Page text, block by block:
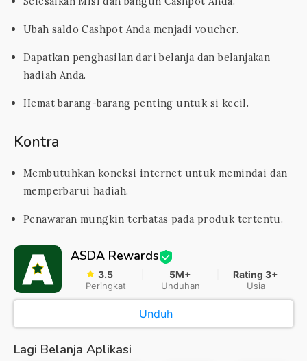
Ubah saldo Cashpot Anda menjadi voucher.
Dapatkan penghasilan dari belanja dan belanjakan
hadiah Anda.
Hemat barang-barang penting untuk si kecil.
Kontra
Membutuhkan koneksi internet untuk memindai dan
memperbarui hadiah.
Penawaran mungkin terbatas pada produk tertentu.
ASDA Rewards
3.5
Peringkat
5M+
Unduhan
Rating 3+
Usia
Unduh
Lagi Belanja Aplikasi